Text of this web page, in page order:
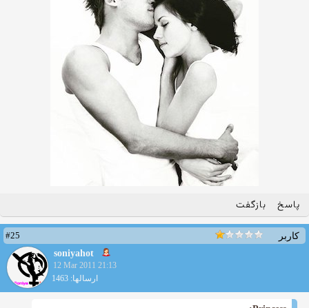
پاسخ بازگفت
کاربر
#25
soniyahot
12 Mar 2011 21:13
ارسالها: 1463